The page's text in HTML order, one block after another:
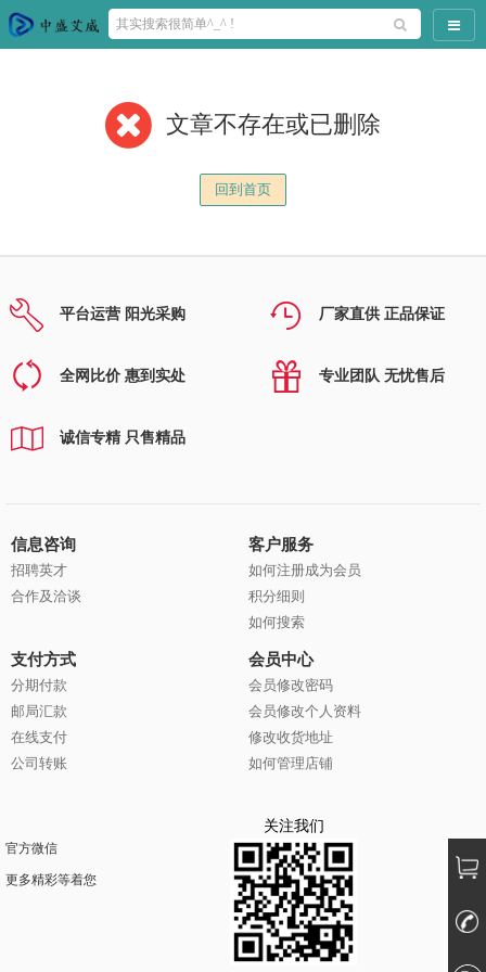
导航
文章不存在或已删除
回到首页
平台运营 阳光采购 厂家直供 正品保证
全网比价 惠到实处 专业团队 无忧售后
诚信专精 只售精品
信息咨询
招聘英才
合作及洽谈
客户服务
如何注册成为会员
积分细则
如何搜索
支付方式
分期付款
邮局汇款
在线支付
公司转账
会员中心
会员修改密码
会员修改个人资料
修改收货地址
如何管理店铺
官方微信
更多精彩等着您
关注我们